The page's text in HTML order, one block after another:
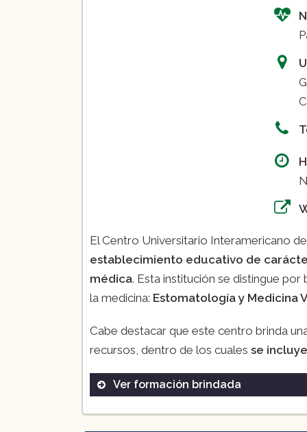
El Centro Universitario Interamericano
establecimiento educativo de
médica. Esta institución se distingue
la medicina: Estomatología y Medicina
Cabe destacar que este centro brinda
recursos, dentro de los cuales se
Ver formación brindada
Licenciatura de